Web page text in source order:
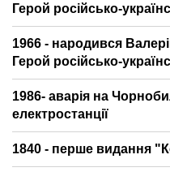
Герой російсько-
1966 - народився
Герой російсько-
1986- аварія на
електростанції
1840 - перше видання